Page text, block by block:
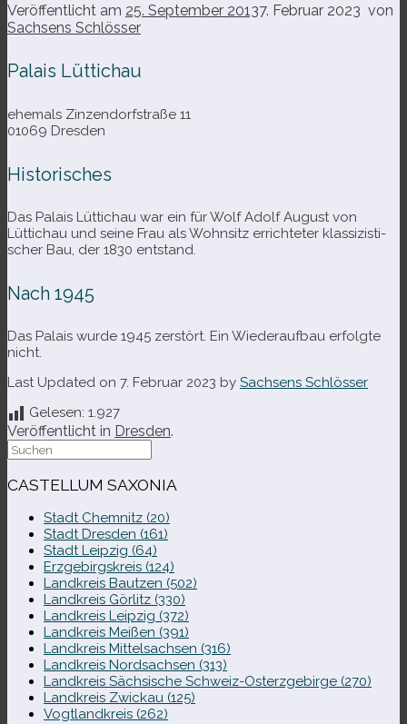
Veröffentlicht am 25. September 20137. Februar 2023 von
Sachsens Schlösser
Palais Lüttichau
ehe­mals Zinzendorfstraße 11
01069 Dresden
Historisches
Das Palais Lüttichau war ein für Wolf Adolf August von
Lüttichau und seine Frau als Wohnsitz errich­te­ter klas­si­zis­ti­
scher Bau, der 1830 entstand.
Nach 1945
Das Palais wurde 1945 zer­stört. Ein Wiederaufbau erfolgte
nicht.
Last Updated on 7. Februar 2023 by Sachsens Schlösser
Gelesen: 1.927
Veröffentlicht in Dresden.
Suche
nach:
CASTELLUM SAXONIA
Stadt Chemnitz (20)
Stadt Dresden (161)
Stadt Leipzig (64)
Erzgebirgskreis (124)
Landkreis Bautzen (502)
Landkreis Görlitz (330)
Landkreis Leipzig (372)
Landkreis Meißen (391)
Landkreis Mittelsachsen (316)
Landkreis Nordsachsen (313)
Landkreis Sächsische Schweiz-​Osterzgebirge (270)
Landkreis Zwickau (125)
Vogtlandkreis (262)